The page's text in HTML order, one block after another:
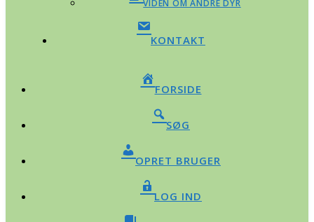
VIDEN OM ANDRE DYR
KONTAKT
FORSIDE
SØG
OPRET BRUGER
LOG IND